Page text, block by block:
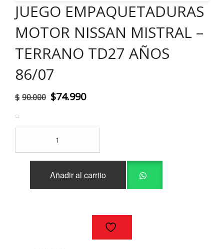
JUEGO EMPAQUETADURAS
MOTOR NISSAN MISTRAL –
TERRANO TD27 AÑOS
86/07
$ 90.000 El
original
era:
$90.000.
$74.990El
actual
$74.990.
EMPAQUETADURAS
MOTOR
NISSAN
Añadir al carrito